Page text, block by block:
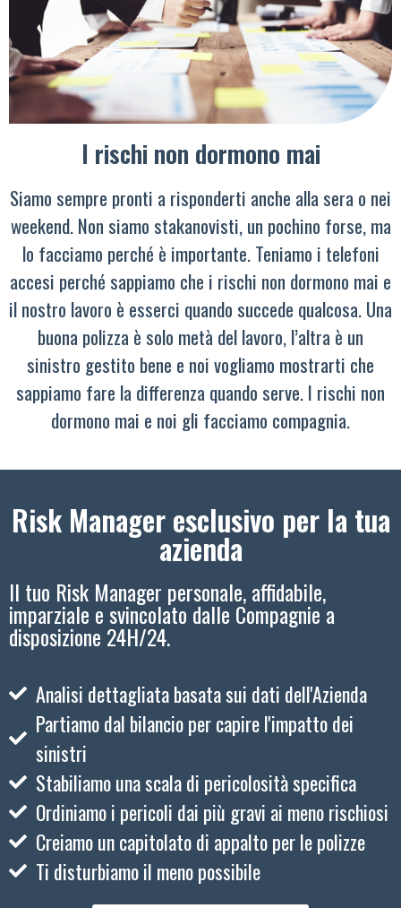
I rischi non dormono mai
Siamo sempre pronti a risponderti anche alla sera o nei
weekend. Non siamo stakanovisti, un pochino forse, ma
lo facciamo perché è importante. Teniamo i telefoni
accesi perché sappiamo che i rischi non dormono mai e
il nostro lavoro è esserci quando succede qualcosa. Una
buona polizza è solo metà del lavoro, l’altra è un
sinistro gestito bene e noi vogliamo mostrarti che
sappiamo fare la differenza quando serve. I rischi non
dormono mai e noi gli facciamo compagnia.
Risk Manager esclusivo per la tua
azienda
Il tuo Risk Manager personale, affidabile,
imparziale e svincolato dalle Compagnie a
disposizione 24H/24.
Analisi dettagliata basata sui dati dell'Azienda
Partiamo dal bilancio per capire l'impatto dei
sinistri
Stabiliamo una scala di pericolosità specifica
Ordiniamo i pericoli dai più gravi ai meno rischiosi
Creiamo un capitolato di appalto per le polizze
Ti disturbiamo il meno possibile